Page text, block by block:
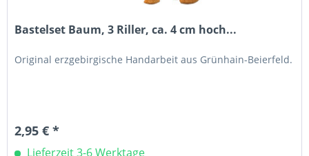
Bastelset Baum, 3 Riller, ca. 4 cm hoch...
Original erzgebirgische Handarbeit aus Grünhain-Beierfeld.
2,95 € *
Lieferzeit 3-6 Werktage